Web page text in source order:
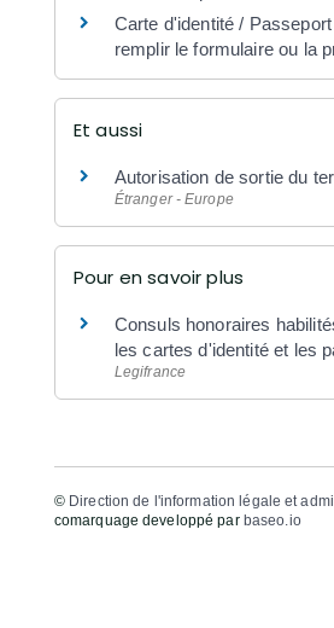
Carte d'identité /
remplir le formulaire ou la
Et aussi
Autorisation de sortie du
Étranger - Europe
Pour en savoir plus
Consuls honoraires
les cartes d'identité et les
Legifrance
© Direction de l'information légale et
comarquage developpé par baseo.io